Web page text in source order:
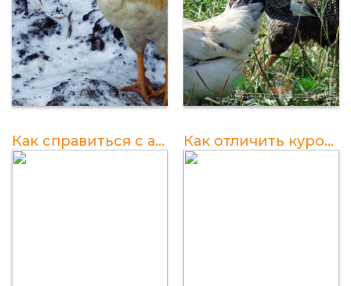
Как справиться с агрессией петухов и предотвратить драки Как отличить курочку от петуха